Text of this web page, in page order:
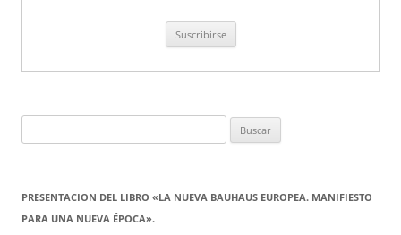
PRESENTACION DEL LIBRO «LA NUEVA BAUHAUS EUROPEA. MANIFIESTO
PARA UNA NUEVA ÉPOCA».